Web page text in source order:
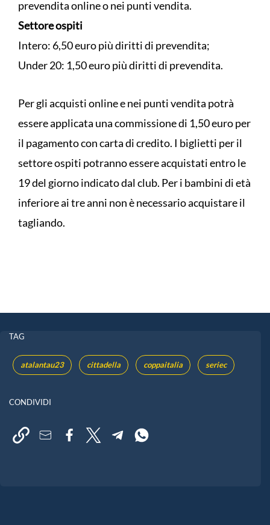
prevendita online o nei punti vendita.
Settore ospiti
Intero: 6,50 euro più diritti di prevendita;
Under 20: 1,50 euro più diritti di prevendita.
Per gli acquisti online e nei punti vendita potrà
essere applicata una commissione di 1,50 euro per
il pagamento con carta di credito. I biglietti per il
settore ospiti potranno essere acquistati entro le
19 del giorno indicato dal club. Per i bambini di età
inferiore ai tre anni non è necessario acquistare il
tagliando.
TAG
atalantau23 cittadella coppaitalia seriec
CONDIVIDI